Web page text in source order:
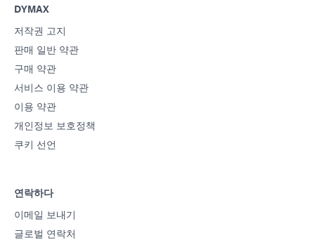
DYMAX
저작권 고지
판매 일반 약관
구매 약관
서비스 이용 약관
이용 약관
개인정보 보호정책
쿠키 선언
연락하다
이메일 보내기
글로벌 연락처